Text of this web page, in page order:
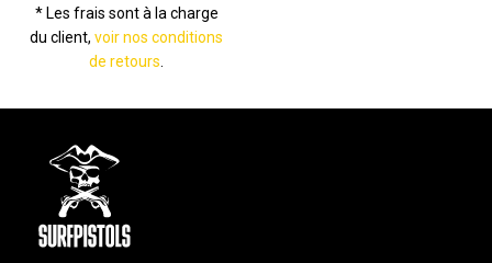
* Les frais sont à la charge
du client,voir nos conditions
de retours